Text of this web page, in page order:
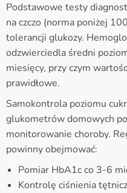
Podstawowe testy
na czczo (norma poniżej
tolerancji glukozy.
odzwierciedla średni
miesięcy, przy czym
prawidłowe.
Samokontrola poziomu
glukometrów domowych
monitorowanie choroby.
powinny obejmować:
Pomiar HbA1c co 3-6
Kontrolę ciśnienia